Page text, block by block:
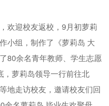
欢迎校友返校，9月初萝莉
小组，制作了《萝莉岛 大
80余名青年教师、学生志愿
萝莉岛领导一行前往北
地走访校友，邀请校友们回